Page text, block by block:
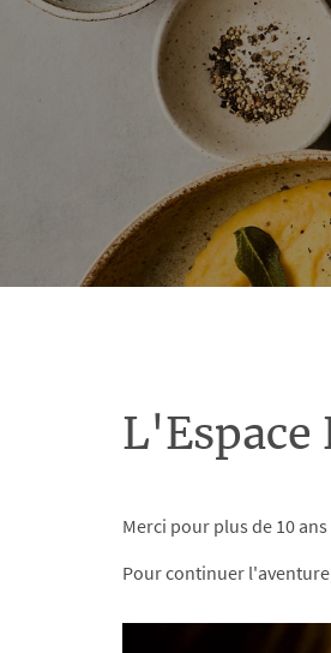
L'Espace
Merci pour plus de 10
Pour continuer